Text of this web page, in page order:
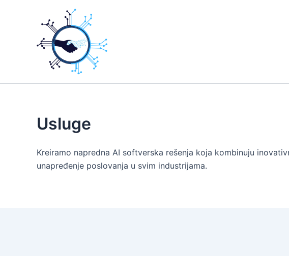
Usluge
Kreiramo napredna AI softverska rešenja koja kombinuju
unapređenje poslovanja u svim industrijama.